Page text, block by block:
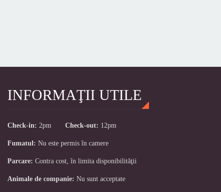
INFORMAŢII UTILE
Check-in: 2pm Check-out: 12pm
Fumatul: Nu este permis în camere
Parcare: Contra cost, în limita disponibilităţii
Animale de companie: Nu sunt acceptate